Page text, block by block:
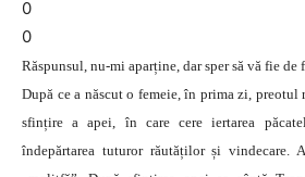
0
0
Răspunsul, nu-mi aparține, dar sper să vă fie de
După ce a născut o femeie, în prima zi, preotul
sfințire a apei, în care cere iertarea
îndepărtarea tuturor răutăților și vindecare.